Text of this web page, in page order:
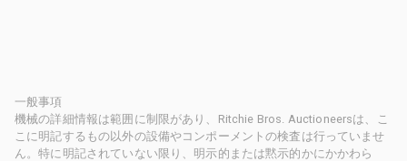
一般事項
機械の詳細情報は範囲に制限があり、Ritchie Bros. Auctioneersは、こ
こに明記するもの以外の設備やコンポーメントの検査は行っていませ
ん。特に明記されていない限り、明示的または黙示的かにかかわら